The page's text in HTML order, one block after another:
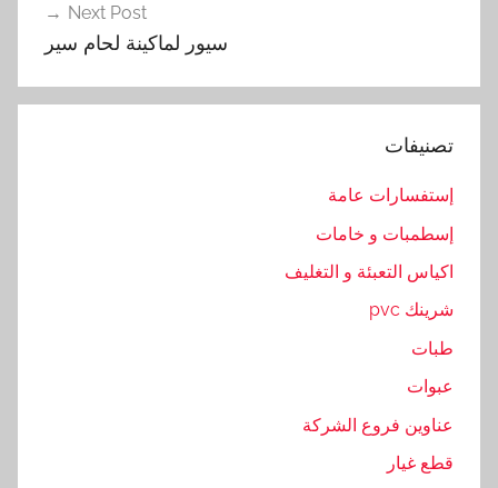
ئ
ه
,
س
ع
م
ك
,
Next Post
سيور لماكينة لحام سير
تصنيفات
إستفسارات عامة
إسطمبات و خامات
اكياس التعبئة و التغليف
شرينك pvc
طبات
عبوات
عناوين فروع الشركة
قطع غيار